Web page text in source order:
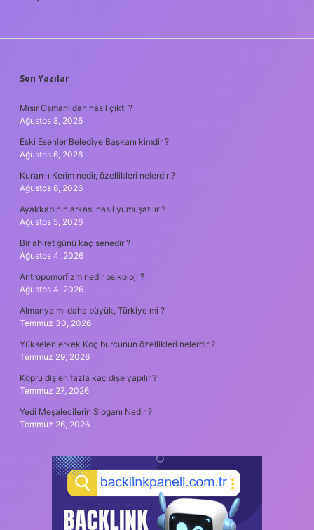
SIDEBAR
Son Yazılar
Mısır Osmanlıdan nasıl çıktı ?
Ağustos 8, 2026
Eski Esenler Belediye Başkanı kimdir ?
Ağustos 6, 2026
Kur’an-ı Kerim nedir, özellikleri nelerdir ?
Ağustos 6, 2026
Ayakkabının arkası nasıl yumuşatılır ?
Ağustos 5, 2026
Bir ahiret günü kaç senedir ?
Ağustos 4, 2026
Antropomorfizm nedir psikoloji ?
Ağustos 4, 2026
Almanya mı daha büyük, Türkiye mi ?
Temmuz 30, 2026
Yükselen erkek Koç burcunun özellikleri nelerdir ?
Temmuz 29, 2026
Köprü diş en fazla kaç dişe yapılır ?
Temmuz 27, 2026
Yedi Meşalecilerin Sloganı Nedir ?
Temmuz 26, 2026